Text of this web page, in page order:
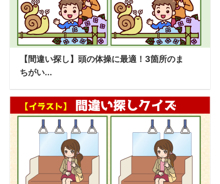
【間違い探し】頭の体操に最適！3箇所のま
ちがい...